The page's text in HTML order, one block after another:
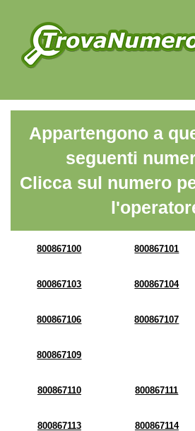
Appartengono a
seguenti
Clicca sul numero
800867100 800867101
800867103 800867104
800867106 800867107
800867109
800867110 800867111
800867113 800867114